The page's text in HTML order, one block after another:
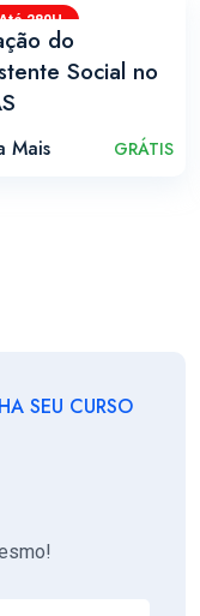
280H
do
Social no
Mais GRÁTIS
SEU CURSO